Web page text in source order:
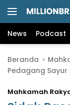
News Podcast
Beranda
Pedagang
Mahkamah